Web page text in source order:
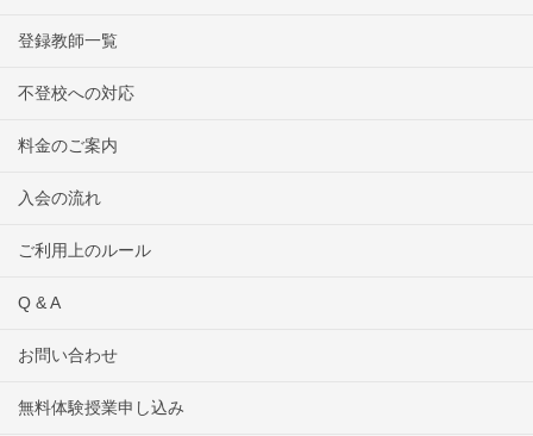
登録教師一覧
不登校への対応
料金のご案内
入会の流れ
ご利用上のルール
Q & A
お問い合わせ
無料体験授業申し込み